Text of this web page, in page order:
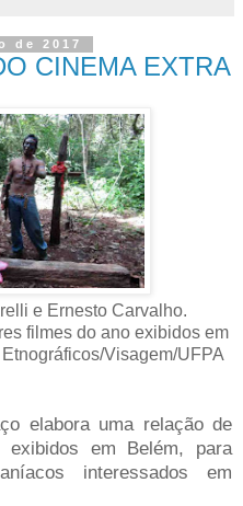
de 2017
CINEMA EXTRA
e Ernesto Carvalho.
filmes do ano exibidos em
Visagem/UFPA
elabora uma relação de
exibidos em Belém, para
interessados em